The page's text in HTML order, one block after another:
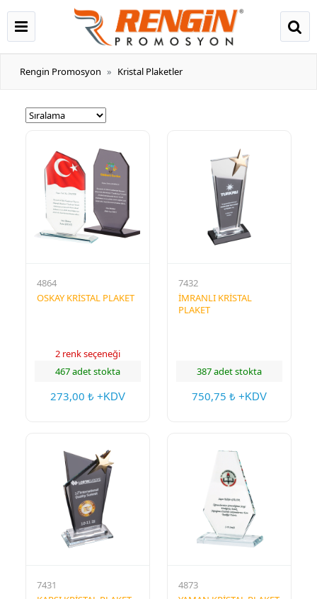
Rengin Promosyon Kristal Plaketler
4864
OSKAY KRİSTAL PLAKET
2 renk seçeneği
467 adet stokta
273,00 ₺ +KDV
7432
İMRANLI KRİSTAL
PLAKET
387 adet stokta
750,75 ₺ +KDV
7431
4873